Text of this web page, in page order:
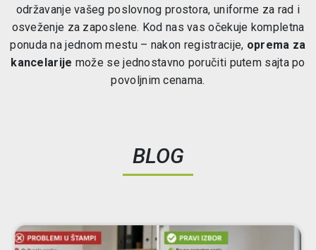
održavanje vašeg poslovnog prostora, uniforme za rad i
osveženje za zaposlene. Kod nas vas očekuje kompletna
ponuda na jednom mestu – nakon registracije, oprema za
kancelarije može se jednostavno poručiti putem sajta po
povoljnim cenama.
BLOG